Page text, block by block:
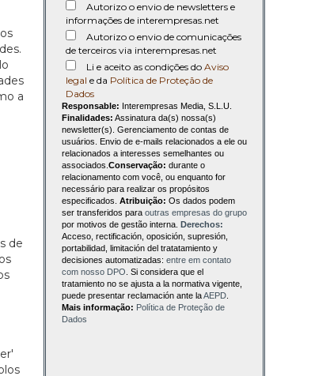
a
de
Autorizo o envio de newsletters e
informações de interempresas.net
Autorizo o envio de comunicações
de terceiros via interempresas.net
Li e aceito as condições do Aviso
legal e da Política de Proteção de
Dados
Responsable: Interempresas Media, S.L.U.
Finalidades: Assinatura da(s) nossa(s)
newsletter(s). Gerenciamento de contas de
usuários. Envio de e-mails relacionados a ele ou
relacionados a interesses semelhantes ou
associados. Conservação: durante o
relacionamento com você, ou enquanto for
necessário para realizar os propósitos
especificados. Atribuição: Os dados podem
ser transferidos para outras empresas do grupo
por motivos de gestão interna. Derechos:
Acceso, rectificación, oposición, supresión,
portabilidad, limitación del tratatamiento y
decisiones automatizadas: entre em contato
com nosso DPO . Si considera que el
tratamiento no se ajusta a la normativa vigente,
puede presentar reclamación ante laAEPD
Mais informação: Política de Proteção de
Dados